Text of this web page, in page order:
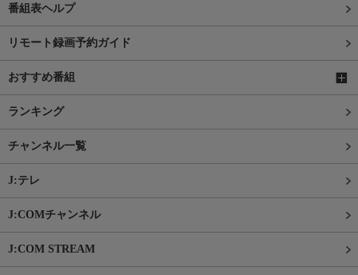
番組表ヘルプ
リモート録画予約ガイド
おすすめ番組
ランキング
チャンネル一覧
J:テレ
J:COMチャンネル
J:COM STREAM